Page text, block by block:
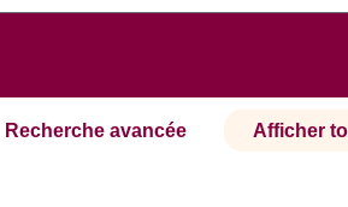
Recherche avancée Afficher